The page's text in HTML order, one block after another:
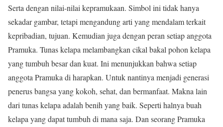
Serta dengan nilai-nilai kepramukaan. Simbol ini tidak hanya
sekadar gambar, tetapi mengandung arti yang mendalam terkait
kepribadian, tujuan. Kemudian juga dengan peran setiap anggota
Pramuka. Tunas kelapa melambangkan cikal bakal pohon kelapa
yang tumbuh besar dan kuat. Ini menunjukkan bahwa setiap
anggota Pramuka di harapkan. Untuk nantinya menjadi generasi
penerus bangsa yang kokoh, sehat, dan bermanfaat. Makna lain
dari tunas kelapa adalah benih yang baik. Seperti halnya buah
kelapa yang dapat tumbuh di mana saja. Dan seorang Pramuka